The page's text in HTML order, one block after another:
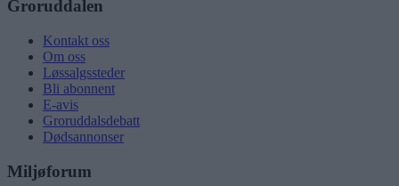
Groruddalen
Kontakt oss
Om oss
Løssalgssteder
Bli abonnent
E-avis
Groruddalsdebatt
Dødsannonser
Miljøforum